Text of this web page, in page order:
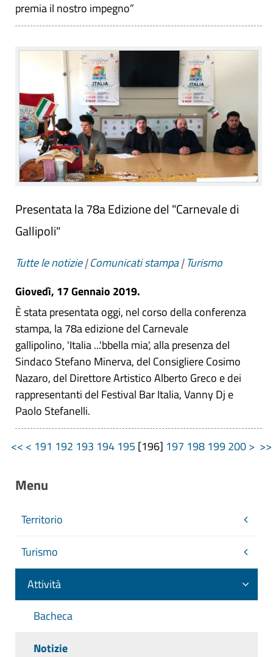
premia il nostro impegno”
Presentata la 78a Edizione del "Carnevale di
Gallipoli"
Tutte le notizie|Comunicati stampa|Turismo
Giovedì, 17 Gennaio 2019.
È stata presentata oggi, nel corso della conferenza
stampa, la 78a edizione del Carnevale
gallipolino, 'Italia ...'bbella mia', alla presenza del
Sindaco Stefano Minerva, del Consigliere Cosimo
Nazaro, del Direttore Artistico Alberto Greco e dei
rappresentanti del Festival Bar Italia, Vanny Dj e
Paolo Stefanelli.
<< < 191 192 193 194 195 [196] 197 198 199200>
Menu
Territorio
Turismo
Attività
Bacheca
Notizie